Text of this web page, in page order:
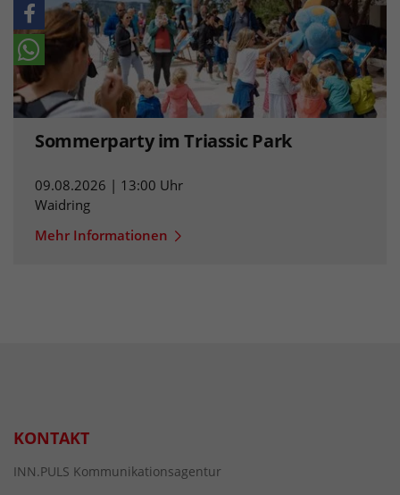
Sommerparty im Triassic Park
09.08.2026 | 13:00 Uhr
Waidring
Mehr Informationen
KONTAKT
INN.PULS Kommunikationsagentur